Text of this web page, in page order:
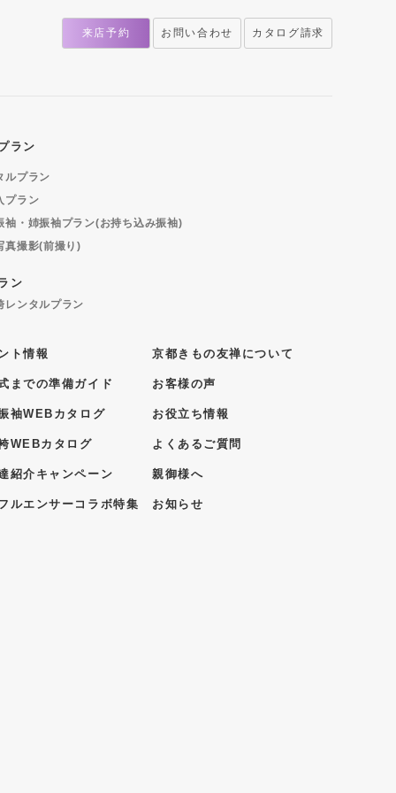
来店予約 お問い合わせ カタログ請求
ラン
ルプラン
プラン
袖・姉振袖プラン(お持ち込み振袖)
真撮影(前撮り)
ン
レンタルプラン
ト情報
までの準備ガイド
袖WEBカタログ
WEBカタログ
紹介キャンペーン
ルエンサーコラボ特集
京都きもの友禅について
お客様の声
お役立ち情報
よくあるご質問
親御様へ
お知らせ